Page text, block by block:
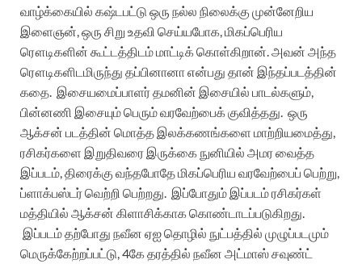
வாழ்க்கையில் கஷ்டபட்டு ஒரு நல்ல நிலைக்கு முன்னேறிய
இளைஞன், ஒரு சிறு உதவி செய்யபோக, மிகப்பெரிய
ரௌடிகளின் கூட்டத்திடம் மாட்டிக் கொள்கிறான். அவன் அந்த
ரௌடிகளிடமிருந்து தப்பினானா என்பது தான் இந்தப்படத்தின்
கதை. இசையமைப்பாளர் தமனின் இசையில் பாடல்களும்,
பின்னணி இசையும் பெரும் வரவேற்பைக் குவித்தது. ஒரு
ஆக்சன் படத்தின் மொத்த இலக்கணங்களை மாற்றியமைத்து,
ரசிகர்களை இறுதிவரை இருக்கை நுனியில் அமர வைத்த
இப்படம், திரைக்கு வந்தபோதே மிகப்பெரிய வரவேற்பைப் பெற்று,
ப்ளாக்பஸ்டர் வெற்றி பெற்றது. இப்போதும் இப்படம் ரசிகர்கள்
மத்தியில் ஆக்சன் கிளாசிக்காக கொண்டாடப்படுகிறது.
இப்படம் தற்போது நவீன ஏஐ தொழில் நுட்பத்தில் முழுப்படமும்
மெருக்கேற்றப்பட்டு, 4கே தரத்தில் நவீன அட்மாஸ் சவுண்ட்